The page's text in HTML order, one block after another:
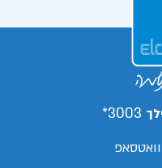
3003*